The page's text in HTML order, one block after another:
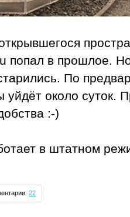
попал в прошлое.
По
около суток.
:-)
в штатном
22